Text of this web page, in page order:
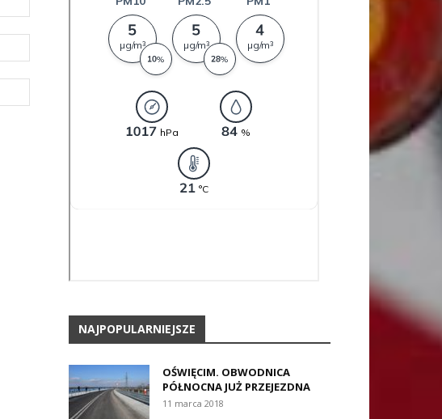
NAJPOPULARNIEJSZE
OŚWIĘCIM. OBWODNICA
PÓŁNOCNA JUŻ PRZEJEZDNA
11 marca 2018